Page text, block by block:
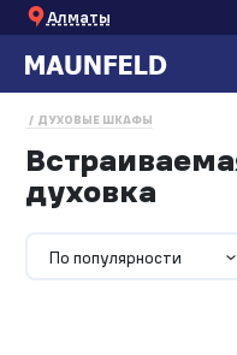
Алматы
ДУХОВЫЕ ШКАФЫ
духовка
По популярности